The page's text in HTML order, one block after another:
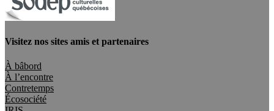
Visitez nos sites amis et partenaires
À bâbord
À l’encontre
Contretemps
Écosociété